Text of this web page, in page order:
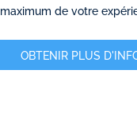
maximum de votre
OBTENIR PLUS